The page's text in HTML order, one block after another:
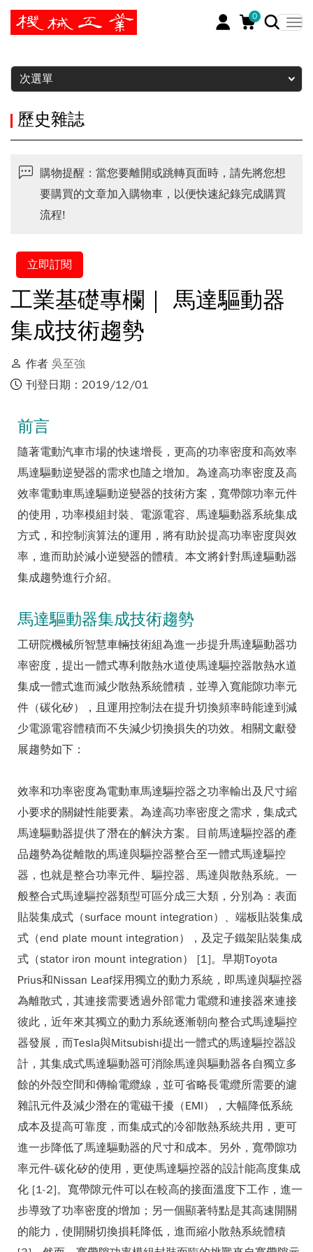
0
暫停
次選單
歷史雜誌
購物提醒：當您要離開或跳轉頁面時，請先將您想
要購買的文章加入購物車，以便快速紀錄完成購買
流程!
立即訂閱
工業基礎專欄｜ 馬達驅動器
集成技術趨勢
作者 吳至強
刊登日期：2019/12/01
前言
隨著電動汽車市場的快速增長，更高的功率密度和高效率
馬達驅動逆變器的需求也隨之增加。為達高功率密度及高
效率電動車馬達驅動逆變器的技術方案，寬帶隙功率元件
的使用，功率模組封裝、電源電容、馬達驅動器系統集成
方式，和控制演算法的運用，將有助於提高功率密度與效
率，進而助於減小逆變器的體積。本文將針對馬達驅動器
集成趨勢進行介紹。
馬達驅動器集成技術趨勢
工研院機械所智慧車輛技術組為進一步提升馬達驅動器功
率密度，提出一體式專利散熱水道使馬達驅控器散熱水道
集成一體式進而減少散熱系統體積，並導入寬能隙功率元
件（碳化矽），且運用控制法在提升切換頻率時能達到減
少電源電容體積而不失減少切換損失的功效。相關文獻發
展趨勢如下：
效率和功率密度為電動車馬達驅控器之功率輸出及尺寸縮
小要求的關鍵性能要素。為達高功率密度之需求，集成式
馬達驅動器提供了潛在的解決方案。目前馬達驅控器的產
品趨勢為從離散的馬達與驅控器整合至一體式馬達驅控
器，也就是整合功率元件、驅控器、馬達與散熱系統。一
般整合式馬達驅控器類型可區分成三大類，分別為：表面
貼裝集成式（surface mount integration）、端板貼裝集成
式（end plate mount integration），及定子鐵架貼裝集成
式（stator iron mount integration） [1]。早期Toyota
Prius和Nissan Leaf採用獨立的動力系統，即馬達與驅控器
為離散式，其連接需要透過外部電力電纜和連接器來連接
彼此，近年來其獨立的動力系統逐漸朝向整合式馬達驅控
器發展，而Tesla與Mitsubishi提出一體式的馬達驅控器設
計，其集成式馬達驅動器可消除馬達與驅動器各自獨立多
餘的外殼空間和傳輸電纜線，並可省略長電纜所需要的濾
雜訊元件及減少潛在的電磁干擾（EMI），大幅降低系統
成本及提高可靠度，而集成式的冷卻散熱系統共用，更可
進一步降低了馬達驅動器的尺寸和成本。另外，寬帶隙功
率元件-碳化矽的使用，更使馬達驅控器的設計能高度集成
化 [1-2]。寬帶隙元件可以在較高的接面溫度下工作，進一
步導致了功率密度的增加；另一個顯著特點是其高速開關
的能力，使開關切換損耗降低，進而縮小散熱系統體積